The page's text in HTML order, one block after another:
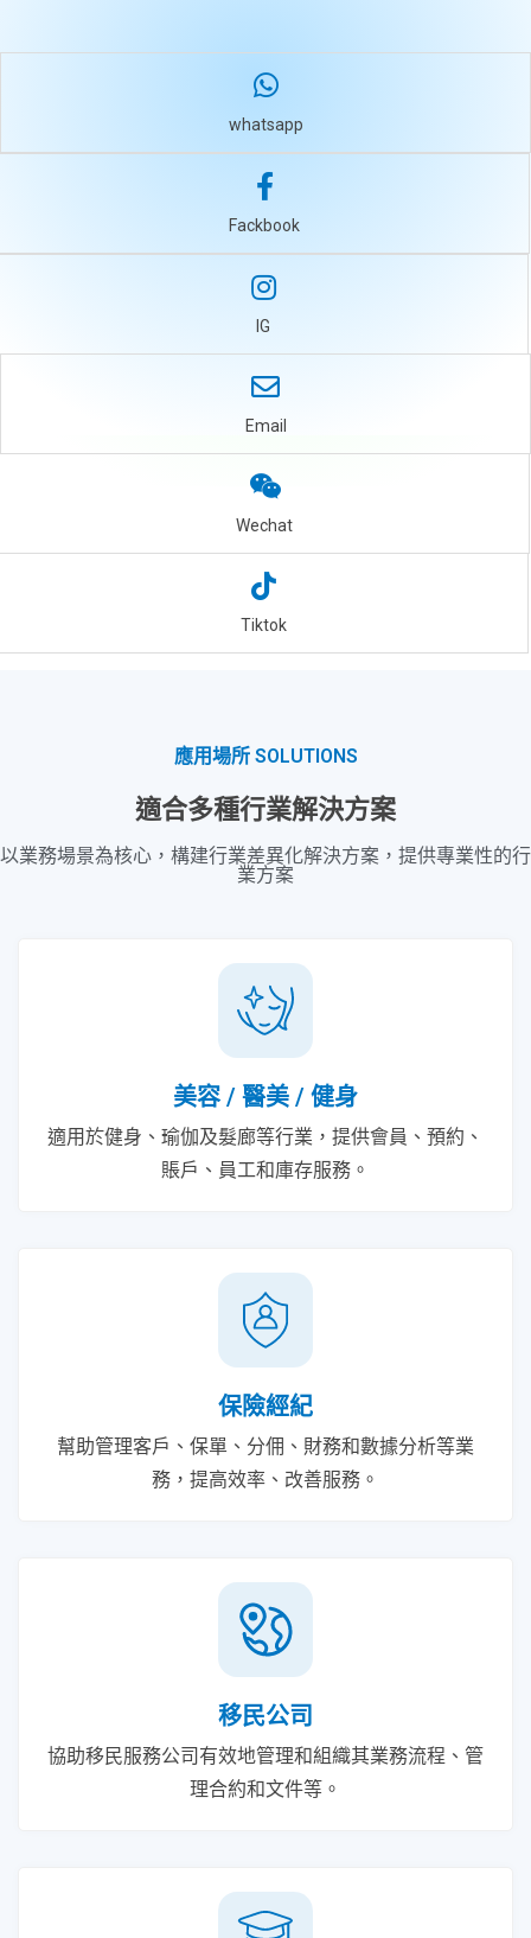
whatsapp
Fackbook
IG
Email
Wechat
Tiktok
應用場所 SOLUTIONS
適合多種行業解決方案
以業務場景為核心，構建行業差異化解決方案，提供專業性的行
業方案
美容 / 醫美 / 健身
適用於健身、瑜伽及髮廊等行業，提供會員、預約、
賬戶、員工和庫存服務。
保險經紀
幫助管理客戶、保單、分佣、財務和數據分析等業
務，提高效率、改善服務。
移民公司
協助移民服務公司有效地管理和組織其業務流程、管
理合約和文件等。